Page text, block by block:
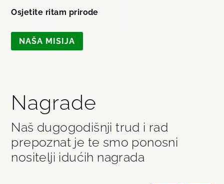
Osjetite ritam prirode
NAŠA MISIJA
Nagrade
Naš dugogodišnji trud i rad
prepoznat je te smo ponosni
nositelji idućih nagrada